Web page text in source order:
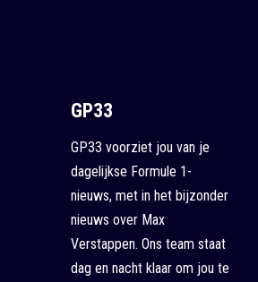
GP33
GP33 voorziet jou van je
dagelijkse Formule 1-
nieuws, met in het bijzonder
nieuws over Max
Verstappen. Ons team staat
dag en nacht klaar om jou te